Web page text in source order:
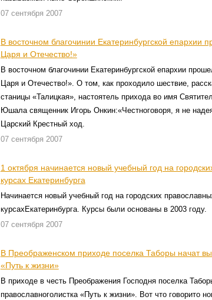
07 сентября 2007
В восточном благочинии Екатеринбургской епархии
Царя и Отечество!»
В восточном благочинии Екатеринбургской епархии
Царя и Отечество!». О том, как проходило шествие,
станицы «Талицкая», настоятель прихода во имя
Юшала священник Игорь Онкин:«Честноговоря, я не
Царский Крестный ход.
07 сентября 2007
1 октября начинается новый учебный год на
курсах Екатеринбурга
Начинается новый учебный год на городских
курсахЕкатеринбурга. Курсы были основаны в 2003 году.
07 сентября 2007
В Преображенском приходе поселка Таборы начат
«Путь к жизни»
В приходе в честь Преображения Господня поселка
православноголистка «Путь к жизни». Вот что говорито